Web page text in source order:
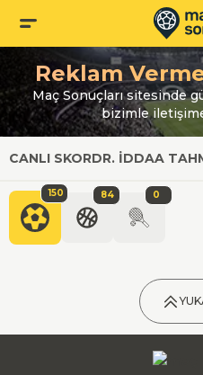
Reklam
Maç Sonuçları sitesinde
bizimle
CANLI SKORDR. İDDAA
150 84 0